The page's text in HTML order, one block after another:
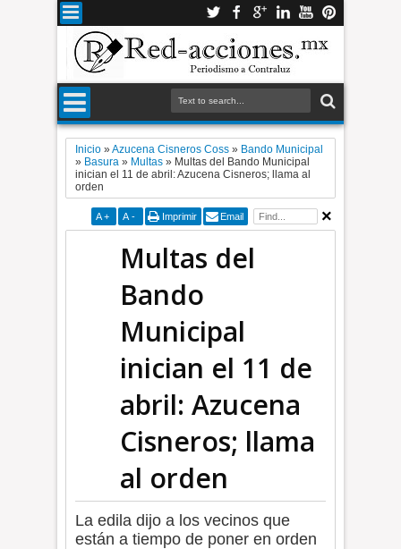
Inicio »Azucena Cisneros Coss » Bando Municipal
» Basura » Multas » Multas del Bando Municipal
inician el 11 de abril: Azucena Cisneros; llama al
orden
A + A - Imprimir Email
Multas del
Bando
Municipal
inician el 11 de
abril: Azucena
Cisneros; llama
al orden
La edila dijo a los vecinos que
están a tiempo de poner en orden